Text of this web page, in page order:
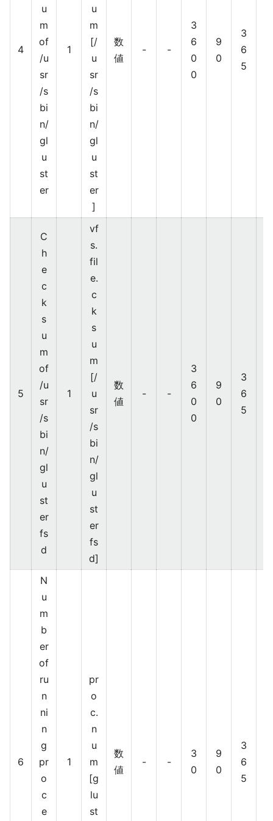
4
u
m
of
/u
sr
/s
bi
n/
gl
u
st
er
1
u
m
[/
u
sr
/s
bi
n/
gl
u
st
er
]
数
値
- -
3
6
0
0
9
0
3
6
5
5
C
h
e
c
k
s
u
m
of
/u
sr
/s
bi
n/
gl
u
st
er
fs
d
1
vf
s.
fil
e.
c
k
s
u
m
[/
u
sr
/s
bi
n/
gl
u
st
er
fs
d]
数
値
- -
3
6
0
0
9
0
3
6
5
6
N
u
m
b
er
of
ru
n
ni
n
g
pr
o
c
e
1
pr
o
c.
n
u
m
[g
lu
st
数
値
- -
3
0
9
0
3
6
5